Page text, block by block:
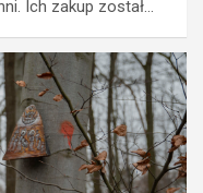
Ich zakup został…